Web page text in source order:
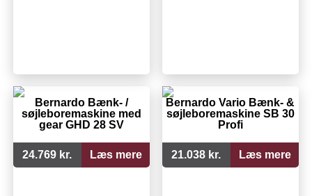
Bernardo Bænk- /
søjleboremaskine med
gear GHD 28 SV
24.769 kr. Læs mere
Bernardo Vario Bænk- &
søjleboremaskine SB 30
Profi
21.038 kr. Læs mere